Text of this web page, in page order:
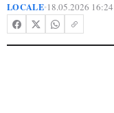
LOCALE•18.05.2026 16:24